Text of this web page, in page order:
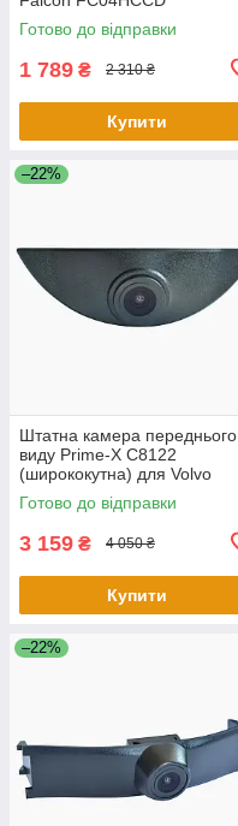
Готово до відправки
1 789 ₴ 2 310 ₴
Купити
–22%
Штатна камера переднього
виду Prime-X C8122
(ширококутна) для Volvo
(універсальна)
Готово до відправки
3 159 ₴ 4 050 ₴
Купити
–22%